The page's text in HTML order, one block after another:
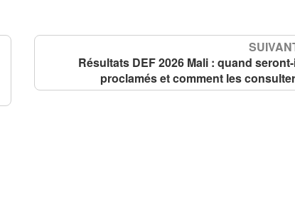
Résultats DEF 2026 Mali : quand
proclamés et comment les